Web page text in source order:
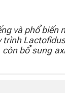
và phổ
trình
bổ sung